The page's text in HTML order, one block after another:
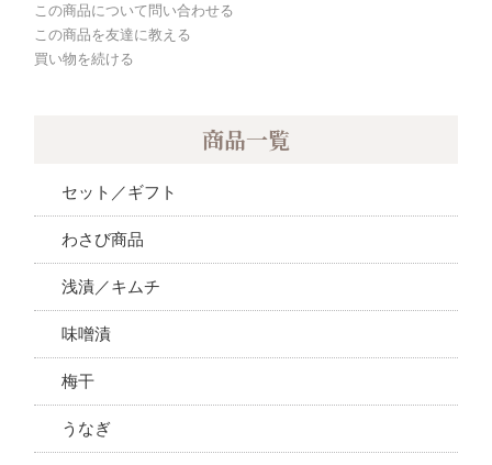
この商品について問い合わせる
この商品を友達に教える
買い物を続ける
商品一覧
セット／ギフト
わさび商品
浅漬／キムチ
味噌漬
梅干
うなぎ